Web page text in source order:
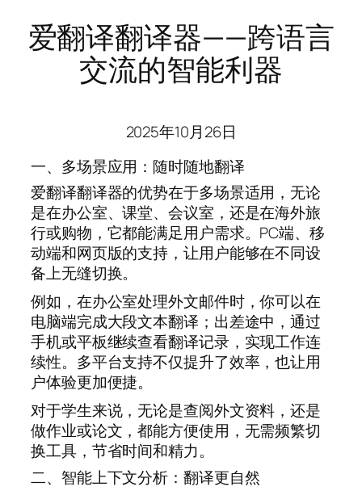
爱翻译翻译器——跨语言
交流的智能利器
2025年10月26日
一、多场景应用：随时随地翻译
爱翻译翻译器的优势在于多场景适用，无论
是在办公室、课堂、会议室，还是在海外旅
行或购物，它都能满足用户需求。PC端、移
动端和网页版的支持，让用户能够在不同设
备上无缝切换。
例如，在办公室处理外文邮件时，你可以在
电脑端完成大段文本翻译；出差途中，通过
手机或平板继续查看翻译记录，实现工作连
续性。多平台支持不仅提升了效率，也让用
户体验更加便捷。
对于学生来说，无论是查阅外文资料，还是
做作业或论文，都能方便使用，无需频繁切
换工具，节省时间和精力。
二、智能上下文分析：翻译更自然